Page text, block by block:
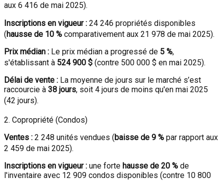
aux 6 416 de mai 2025).
Inscriptions en vigueur : 24 246 propriétés disponibles
(hausse de 10 % comparativement aux 21 978 de mai 2025).
Prix médian : Le prix médian a progressé de 5 %,
s'établissant à 524 900 $ (contre 500 000 $ en mai 2025).
Délai de vente : La moyenne de jours sur le marché s’est
raccourcie à 38 jours, soit 4 jours de moins qu'en mai 2025
(42 jours).
2. Copropriété (Condos)
Ventes : 2 248 unités vendues (baisse de 9 % par rapport aux
2 459 de mai 2025).
Inscriptions en vigueur : une forte hausse de 20 % de
l'inventaire avec 12 909 condos disponibles (contre 10 800